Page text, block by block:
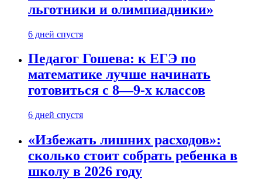
льготники и олимпиадники»
6 дней спустя
Педагог Гошева: к ЕГЭ по
математике лучше начинать
готовиться с 8—9-х классов
6 дней спустя
«Избежать лишних расходов»:
сколько стоит собрать ребенка в
школу в 2026 году